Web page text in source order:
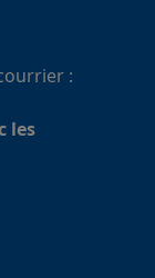
:
les